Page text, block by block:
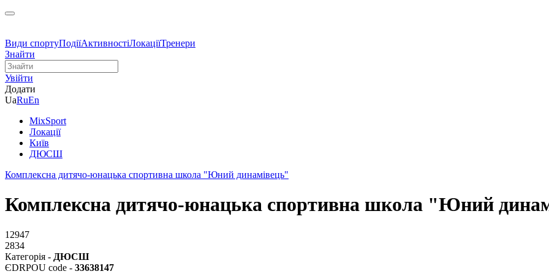
Види спортуПодіїАктивностіЛокаціїТренери
Знайти
Увійти
Додати
UaRuEn
MixSport
Локації
Київ
ДЮСШ
Комплексна дитячо-юнацька спортивна школа "Юний динамівець"
Комплексна дитячо-юнацька спортивна школа "Юний
12947
2834
Категорія - ДЮСШ
ЄDRPOU code - 33638147